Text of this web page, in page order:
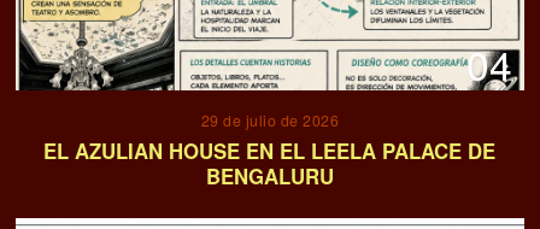
04
29 de julio de 2026
EL AZULIAN HOUSE EN EL LEELA PALACE DE
BENGALURU